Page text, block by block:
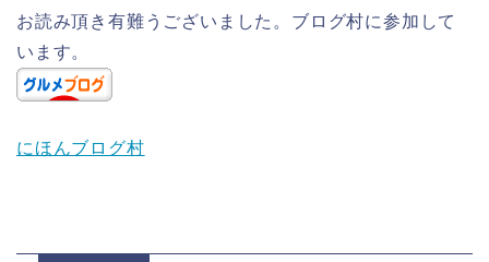
お読み頂き有難うございました。ブログ村に参加して
います。
にほんブログ村